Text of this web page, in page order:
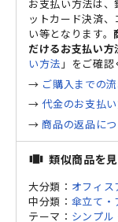
お支払い方法は
ットカード決済
い等となります。
だけるお支払い
い方法 」をご確認
→ ご購入までの
→代金のお支払
→ 商品の返品に
view_carousel 類似商品を
大分類： オフィス
中分類： 傘立て・
テーマ： シンプル